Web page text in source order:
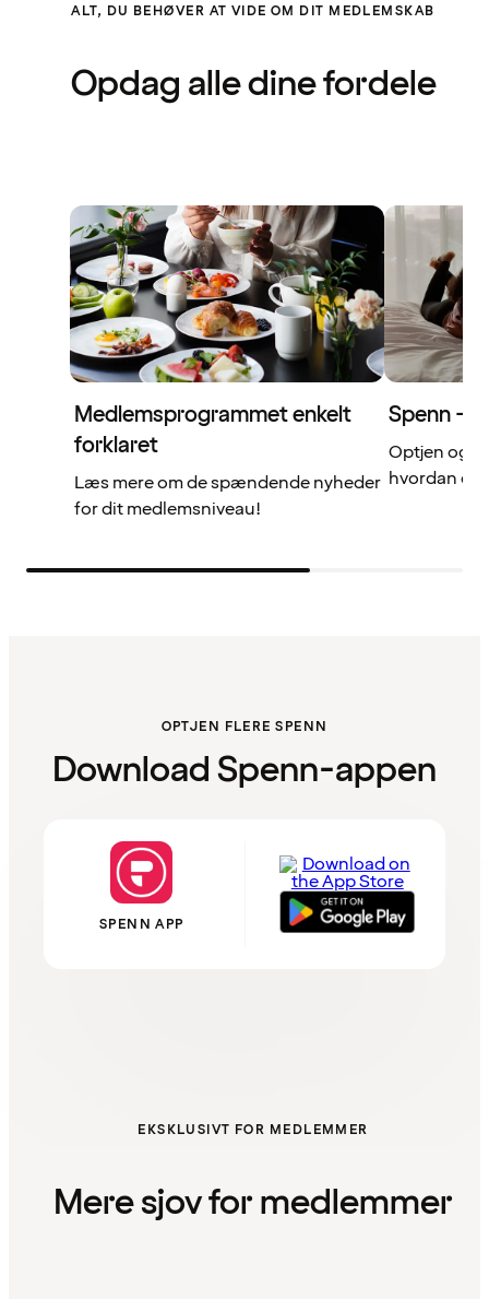
ALT, DU BEHØVER AT VIDE OM DIT MEDLEMSKAB
Opdag alle dine fordele
Medlemsprogrammet enkelt
forklaret
Læs mere om de spændende nyheder
for dit medlemsniveau!
Spenn –
Optjen og
hvordan
OPTJEN FLERE SPENN
Download Spenn-appen
SPENN APP
EKSKLUSIVT FOR MEDLEMMER
Mere sjov for medlemmer